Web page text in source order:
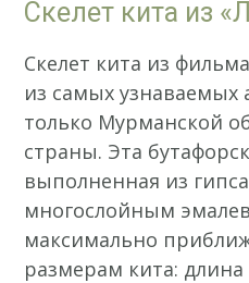
Скелет кита из
Скелет кита из
из самых узнаваемых
только Мурманской
страны. Эта
выполненная из
многослойным
максимально
размерам кита: длина